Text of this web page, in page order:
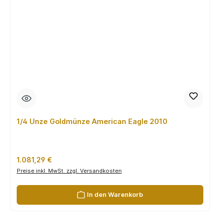
1/4 Unze Goldmünze American Eagle 2010
Regulärer Preis:
1.081,29 €
Preise inkl. MwSt. zzgl. Versandkosten
In den Warenkorb